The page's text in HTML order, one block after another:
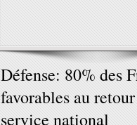
Défense: 80% des
favorables au
service national